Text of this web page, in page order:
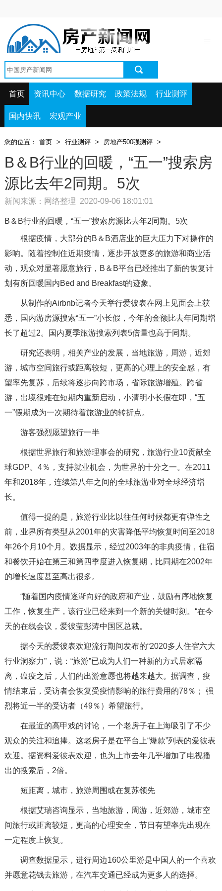
资讯中心
政策法规
国内快讯
首页 资讯中心 数据研究 政策法规 行业测评
国内快讯 宏观产业
您的位置： 首页 > 行业测评 > 房地产500强测评 >
B＆B行业的回暖，“五一”搜索房
源比去年2同期。5次
新闻来源：网络整理 2020-09-06 18:01:01
B＆B行业的回暖，“五一”搜索房源比去年2同期。5次
根据疫情，大部分的B＆B酒店业的巨大压力下对操作的
影响。随着控制住近期疫情，逐步开放更多的旅游和商业活
动，观众对显著愿意旅行，B＆B平台已经推出了新的恢复计
划有所回暖国内Bed and Breakfast的迹象。
从制作的Airbnb记者今天举行爱彼表在网上见面会上获
悉，国内游房源搜索“五一”小长假，今年的金额比去年同期增
长了超过2。国内夏季旅游搜索列表5倍量也高于同期。
研究还表明，相关产业的发展，当地旅游，周游，近郊
游，城市空间旅行或距离较短，更高的心理上的安全感，有
望率先复苏，后续将逐步向跨市场，省际旅游增殖。跨省
游，出境很难在短期内重新启动，小清明小长假在即，“五
一”假期成为一次期待着旅游业的转折点。
游客强烈愿望旅行一半
根据世界旅行和旅游理事会的研究，旅游行业10贡献全
球GDP。4％，支持就业机会，为世界的十分之一。在2011
年和2018年，连续第八年之间的全球旅游业对全球经济增
长。
值得一提的是，旅游行业比以往任何时候都更有弹性之
前，业界所有类型从2001年的灾害降低平均恢复时间至2018
年26个月10个月。数据显示，经过2003年的非典疫情，住宿
和餐饮开始在第三和第四季度进入恢复期，比同期在2002年
的增长速度甚至高出很多。
“随着国内疫情逐渐向好的政府和产业，鼓励有序地恢复
工作，恢复生产，该行业已经来到一个新的关键时刻。“在今
天的在线会议，爱彼莹彭涛中国区总裁。
据今天的爱彼表欢迎流行期间发布的“2020多人住宿六大
行业洞察力”，说：“旅游”已成为人们一种新的方式居家隔
离，瘟疫之后，人们的出游意愿也将越来越大。据调查，疫
情结束后，受访者会恢复受疫情影响的旅行费用的78％； 强
烈将近一半的受访者（49％）希望旅行。
在最近的高甲戏的讨论，一个老房子在上海吸引了不少
观众的关注和追捧。这老房子是在平台上“爆款”列表的爱彼表
欢迎。据资料爱彼表欢迎，也为上市去年几乎增加了电视播
出的搜索后，2倍。
短距离，城市，旅游周围或在复苏领先
根据艾瑞咨询显示，当地旅游，周游，近郊游，城市空
间旅行或距离较短，更高的心理安全，节日有望率先出现在
一定程度上恢复。
调查数据显示，进行周边160公里游是中国人的一个喜欢
并愿意花钱去旅游，在汽车交通已经成为更多人的选择。